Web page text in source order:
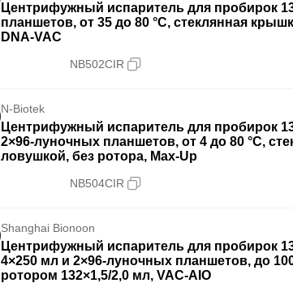
Центрифужный испаритель для пробирок
планшетов, от 35 до 80 °C, стеклянная
DNA-VAC
NB502CIR
N-Biotek
Центрифужный испаритель для пробирок
2×96-луночных планшетов, от 4 до 80 °C,
ловушкой, без ротора, Max-Up
NB504CIR
Shanghai Bionoon
Центрифужный испаритель для пробирок
4×250 мл и 2×96-луночных планшетов, до
ротором 132×1,5/2,0 мл, VAC-AIO